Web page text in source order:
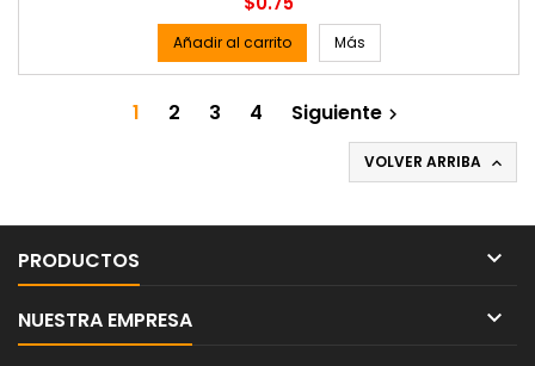
Añadir al carrito Más
1 2 3 4 Siguiente
VOLVER ARRIBA 
PRODUCTOS 
NUESTRA EMPRESA 